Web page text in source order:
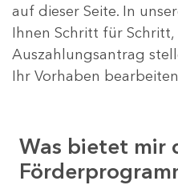
auf dieser Seite. In
Ihnen Schritt für Schritt,
Auszahlungsantrag
Ihr Vorhaben
Was bietet mir